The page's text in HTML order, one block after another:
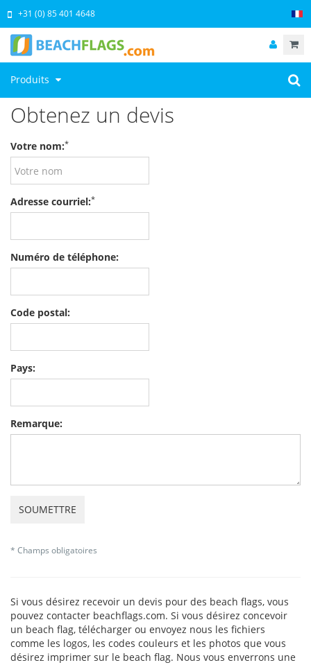
Produits
+31 (0) 85 401 4648
Obtenez un devis
Votre nom:*
Adresse courriel:*
Numéro de téléphone:
Code postal:
Pays:
Remarque:
SOUMETTRE
* Champs obligatoires
Si vous désirez recevoir un devis pour des beach flags, vous
pouvez contacter beachflags.com. Si vous désirez concevoir
un beach flag, télécharger ou envoyez nous les fichiers
comme les logos, les codes couleurs et les photos que vous
désirez imprimer sur le beach flag. Nous vous enverrons une